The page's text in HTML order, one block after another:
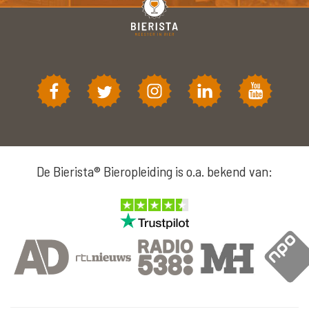
De Bierista® Bieropleiding is o.a. bekend van: